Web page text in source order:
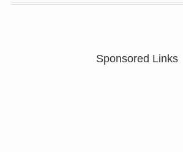
Sponsored Links